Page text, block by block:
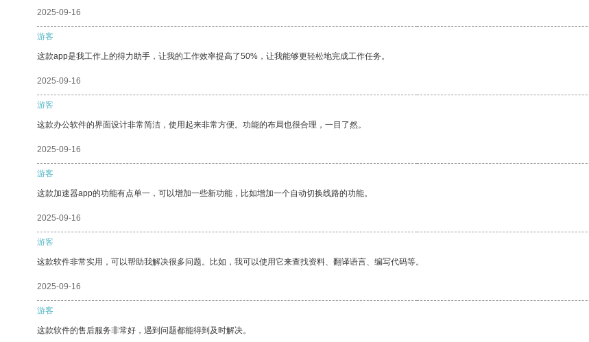
2025-09-16
游客
这款app是我工作上的得力助手，让我的工作效率提高了50%，让我能够更轻松地完成工作任务。
2025-09-16
游客
这款办公软件的界面设计非常简洁，使用起来非常方便。功能的布局也很合理，一目了然。
2025-09-16
游客
这款加速器app的功能有点单一，可以增加一些新功能，比如增加一个自动切换线路的功能。
2025-09-16
游客
这款软件非常实用，可以帮助我解决很多问题。比如，我可以使用它来查找资料、翻译语言、编写代码等。
2025-09-16
游客
这款软件的售后服务非常好，遇到问题都能得到及时解决。